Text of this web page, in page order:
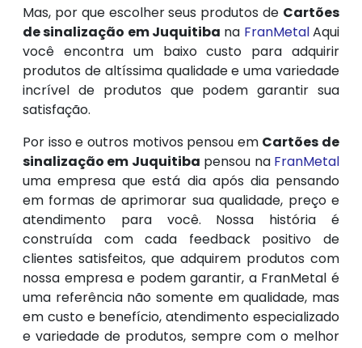
Mas, por que escolher seus produtos de Cartões
de sinalização em Juquitiba na FranMetalAqui
você encontra um baixo custo para adquirir
produtos de altíssima qualidade e uma variedade
incrível de produtos que podem garantir sua
satisfação.
Por isso e outros motivos pensou em Cartões de
sinalização em Juquitiba pensou na FranMetal
uma empresa que está dia após dia pensando
em formas de aprimorar sua qualidade, preço e
atendimento para você. Nossa história é
construída com cada feedback positivo de
clientes satisfeitos, que adquirem produtos com
nossa empresa e podem garantir, a FranMetal é
uma referência não somente em qualidade, mas
em custo e benefício, atendimento especializado
e variedade de produtos, sempre com o melhor